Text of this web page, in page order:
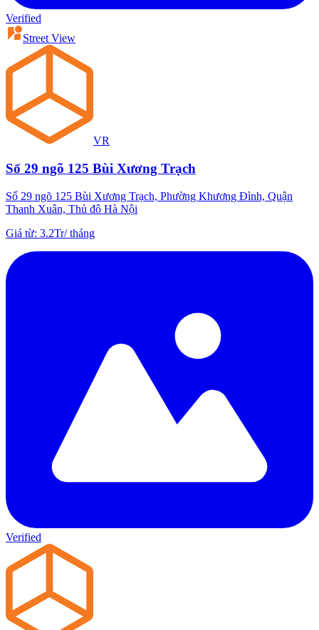
Verified
Street View
VR
Số 29 ngõ 125 Bùi Xương Trạch
Số 29 ngõ 125 Bùi Xương Trạch, Phường Khương Đình, Quận
Thanh Xuân, Thủ đô Hà Nội
Giá từ: 3.2Tr/tháng
Verified